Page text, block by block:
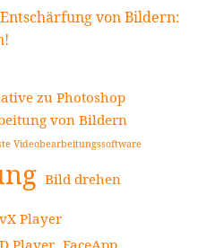
von Bildern:
zu Photoshop
von Bildern
Videobearbeitungssoftware
Bild drehen
Player
Player FaceApp